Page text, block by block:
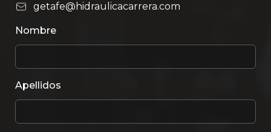
getafe@hidraulicacarrera.com
Nombre
Apellidos